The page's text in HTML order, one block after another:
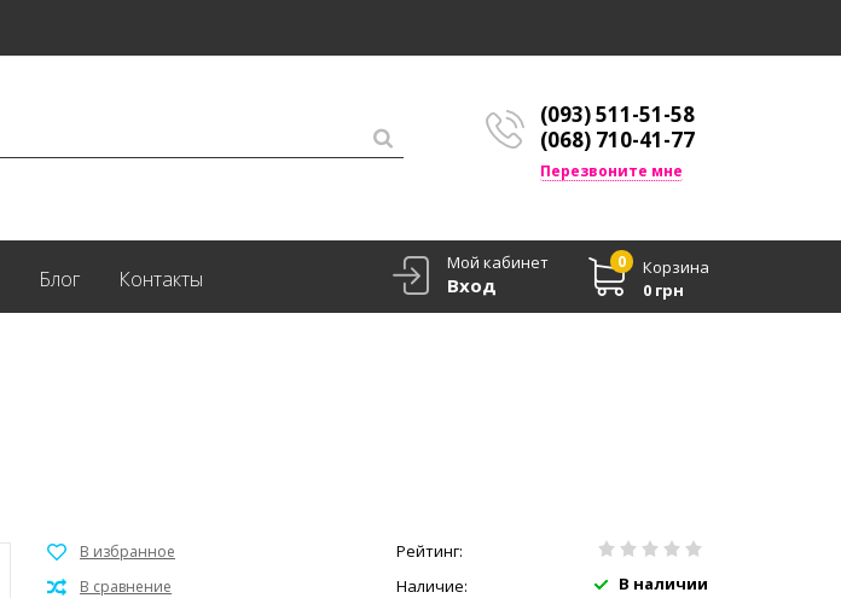
(093) 511-51-58
(068) 710-41-77
Перезвоните мне
0
Корзина
0 грн
Мой кабинет
Вход
Блог Контакты
Рейтинг:
Наличие:
В наличии